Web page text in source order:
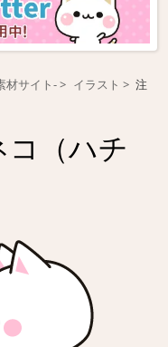
材サイト- イラスト
注
（ハチ